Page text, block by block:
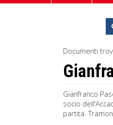
Documenti
Gianfranco
socio
partita.